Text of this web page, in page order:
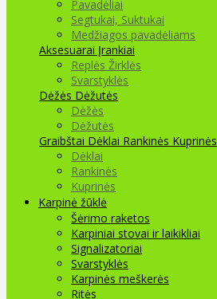
Pavadėliai
Segtukai, Suktukai
Medžiagos pavadėliams
Aksesuarai Įrankiai
Replės Žirklės
Svarstyklės
Dėžės Dėžutės
Dėžės
Dėžutės
Graibštai Dėklai Rankinės Kuprinės
Dėklai
Rankinės
Kuprinės
Karpinė žūklė
Šėrimo raketos
Karpiniai stovai ir laikikliai
Signalizatoriai
Svarstyklės
Karpinės meškerės
Ritės